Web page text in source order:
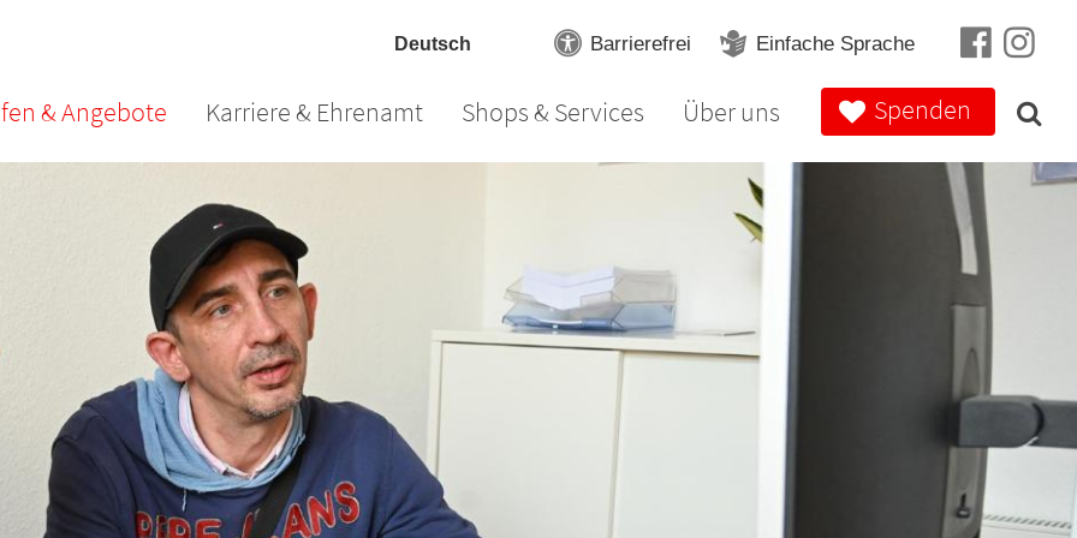
& Angebote Karriere & Ehrenamt Shops & Services Über uns Spenden
Barrierefrei Einfache Sprache